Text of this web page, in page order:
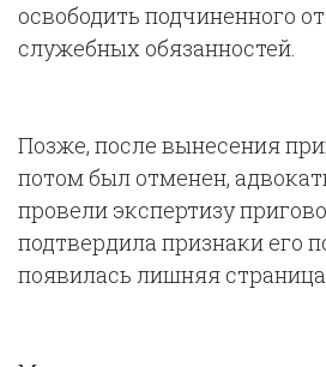
освободить подчиненного
служебных обязанностей.
Позже, после вынесения
потом был отменен,
провели экспертизу
подтвердила признаки его
появилась лишняя